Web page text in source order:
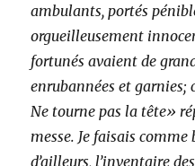
ambulants, portés
orgueilleusement
fortunés avaient de
enrubannées et garnies;
Ne tourne pas la tête»
messe. Je faisais comme
d’ailleurs, l’inventaire